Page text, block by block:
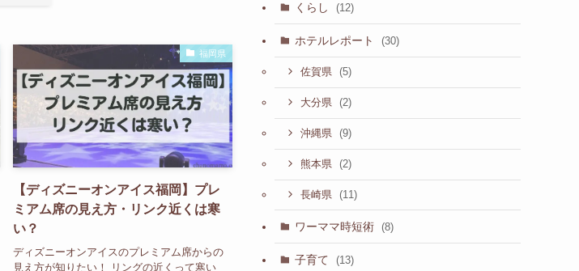
福岡県
【ディズニーオンアイス福岡】プレ
ミアム席の見え方・リンク近くは寒
い？
ディズニーオンアイスのプレミアム席からの
見え方が知りたい！ リングの近くって寒い
くらし (12)
ホテルレポート (30)
佐賀県 (5)
大分県 (2)
沖縄県 (9)
熊本県 (2)
長崎県 (11)
ワーママ時短術 (8)
子育て (13)